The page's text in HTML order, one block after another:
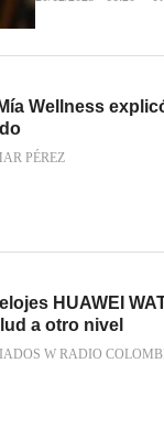
Wellness
PÉREZ
HUAWEI
a otro nivel
W RADIO